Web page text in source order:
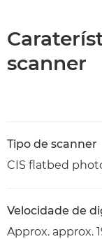
scanner
Tipo de scanner
CIS flatbed
Velocidade de
Approx. approx.